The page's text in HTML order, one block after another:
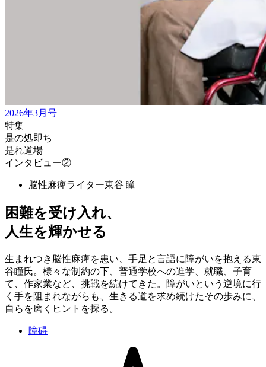
2026年3月号
特集
是の処即ち
是れ道場
インタビュー②
脳性麻痺ライター東谷 瞳
困難を受け入れ、
人生を輝かせる
生まれつき脳性麻痺を患い、手足と言語に障がいを抱える東
谷瞳氏。様々な制約の下、普通学校への進学、就職、子育
て、作家業など、挑戦を続けてきた。障がいという逆境に行
く手を阻まれながらも、生きる道を求め続けたその歩みに、
自らを磨くヒントを探る。
障碍